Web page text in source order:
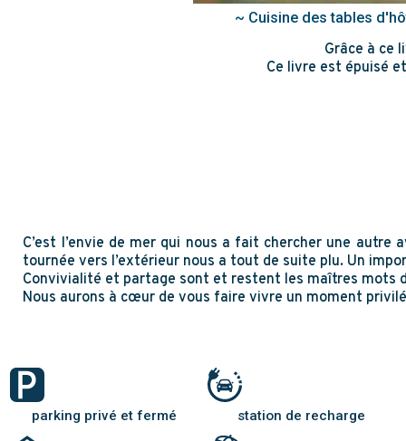
~ Cuisine des tables
Grâce à ce
Ce livre est épuisé
C’est l’envie de mer qui nous a fait chercher une
tournée vers l’extérieur nous a tout de suite plu. Un
Convivialité et partage sont et restent les maîtres mots
Nous aurons à cœur de vous faire vivre un moment
parking privé et fermé station de recharge